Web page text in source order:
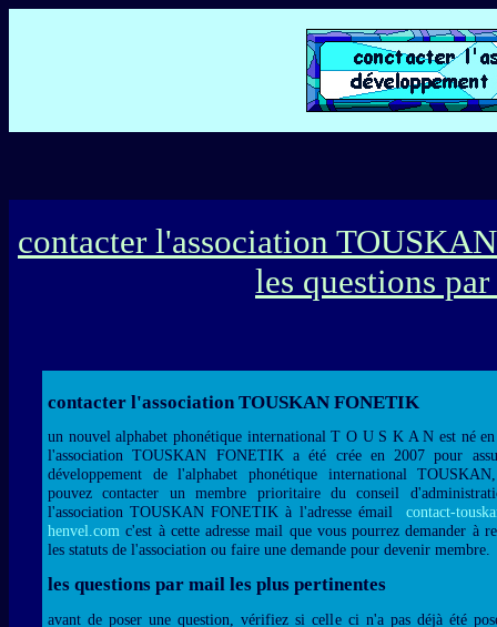
contacter l'association
les questions
contacter l'association TOUSKAN FONETIK
un nouvel alphabet phonétique international T O U S K A N est né
l'association TOUSKAN FONETIK a été crée en 2007 pour
développement de l'alphabet phonétique international
pouvez contacter un membre prioritaire du conseil
l'association TOUSKAN FONETIK à l'adresse émail contact-
henvel.com c'est à cette adresse mail que vous pourrez demander à
les statuts de l'association ou faire une demande pour devenir membre.
les questions par mail les plus pertinentes
avant de poser une question, vérifiez si celle ci n'a pas déjà été